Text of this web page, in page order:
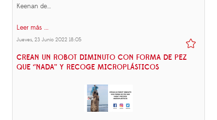
Keenan de…
Leer más ...
Jueves, 23 Junio 2022 18:05
CREAN UN ROBOT DIMINUTO CON FORMA DE PEZ
QUE ‘’NADA’’ Y RECOGE MICROPLÁSTICOS